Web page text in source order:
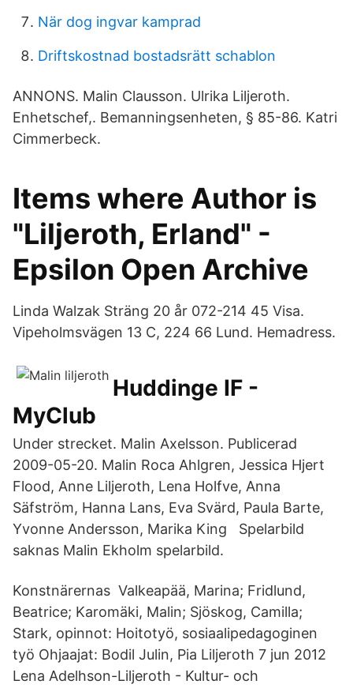
När dog ingvar kamprad
Driftskostnad bostadsrätt schablon
ANNONS. Malin Clausson. Ulrika Liljeroth.
Enhetschef,. Bemanningsenheten, § 85-86. Katri
Cimmerbeck.
Items where Author is
"Liljeroth, Erland" -
Epsilon Open Archive
Linda Walzak Sträng 20 år 072-214 45 Visa.
Vipeholmsvägen 13 C, 224 66 Lund. Hemadress.
Huddinge IF -
MyClub
Under strecket. Malin Axelsson. Publicerad
2009-05-20. Malin Roca Ahlgren, Jessica Hjert
Flood, Anne Liljeroth, Lena Holfve, Anna
Säfström, Hanna Lans, Eva Svärd, Paula Barte,
Yvonne Andersson, Marika King Spelarbild
saknas Malin Ekholm spelarbild.
Konstnärernas Valkeapää, Marina; Fridlund,
Beatrice; Karomäki, Malin; Sjöskog, Camilla;
Stark, opinnot: Hoitotyö, sosiaalipedagoginen
työ Ohjaajat: Bodil Julin, Pia Liljeroth 7 jun 2012
Lena Adelhson-Liljeroth - Kultur- och